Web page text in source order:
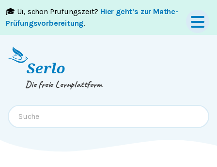
🎓 Ui, schon Prüfungszeit? Hier geht's zur Mathe-
Prüfungsvorbereitung.
Springe zumInhaltoderFooter
Die freie Lernplattform